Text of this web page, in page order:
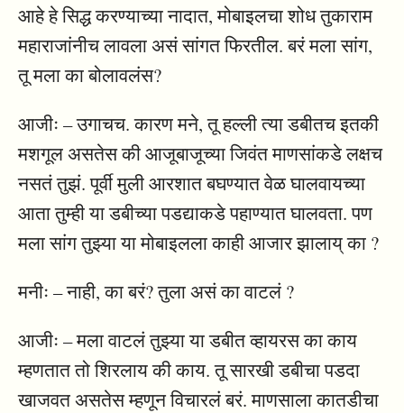
आहे हे सिद्ध करण्याच्या नादात, मोबाइलचा शोध तुकाराम
महाराजांनीच लावला असं सांगत फिरतील. बरं मला सांग,
तू मला का बोलावलंस?
आजीः – उगाचच. कारण मने, तू हल्ली त्या डबीतच इतकी
मशगूल असतेस की आजूबाजूच्या जिवंत माणसांकडे लक्षच
नसतं तुझं. पूर्वी मुली आरशात बघण्यात वेळ घालवायच्या
आता तुम्ही या डबीच्या पडद्याकडे पहाण्यात घालवता. पण
मला सांग तुझ्या या मोबाइलला काही आजार झालाय् का ?
मनीः – नाही, का बरं? तुला असं का वाटलं ?
आजीः – मला वाटलं तुझ्या या डबीत व्हायरस का काय
म्हणतात तो शिरलाय की काय. तू सारखी डबीचा पडदा
खाजवत असतेस म्हणून विचारलं बरं. माणसाला कातडीचा